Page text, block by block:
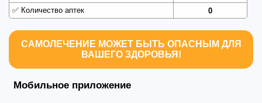
✅ Количество аптек 0
САМОЛЕЧЕНИЕ МОЖЕТ БЫТЬ ОПАСНЫМ ДЛЯ
ВАШЕГО ЗДОРОВЬЯ!
Мобильное приложение